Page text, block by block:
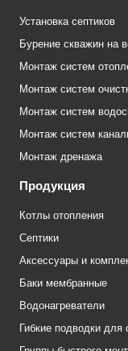
Установка септиков
Бурение скважин на
Монтаж систем
Монтаж систем
Монтаж систем
Монтаж систем
Монтаж дренажа
Продукция
Котлы отопления
Септики
Аксессуары и
Баки мембранные
Водонагреватели
Гибкие подводки для